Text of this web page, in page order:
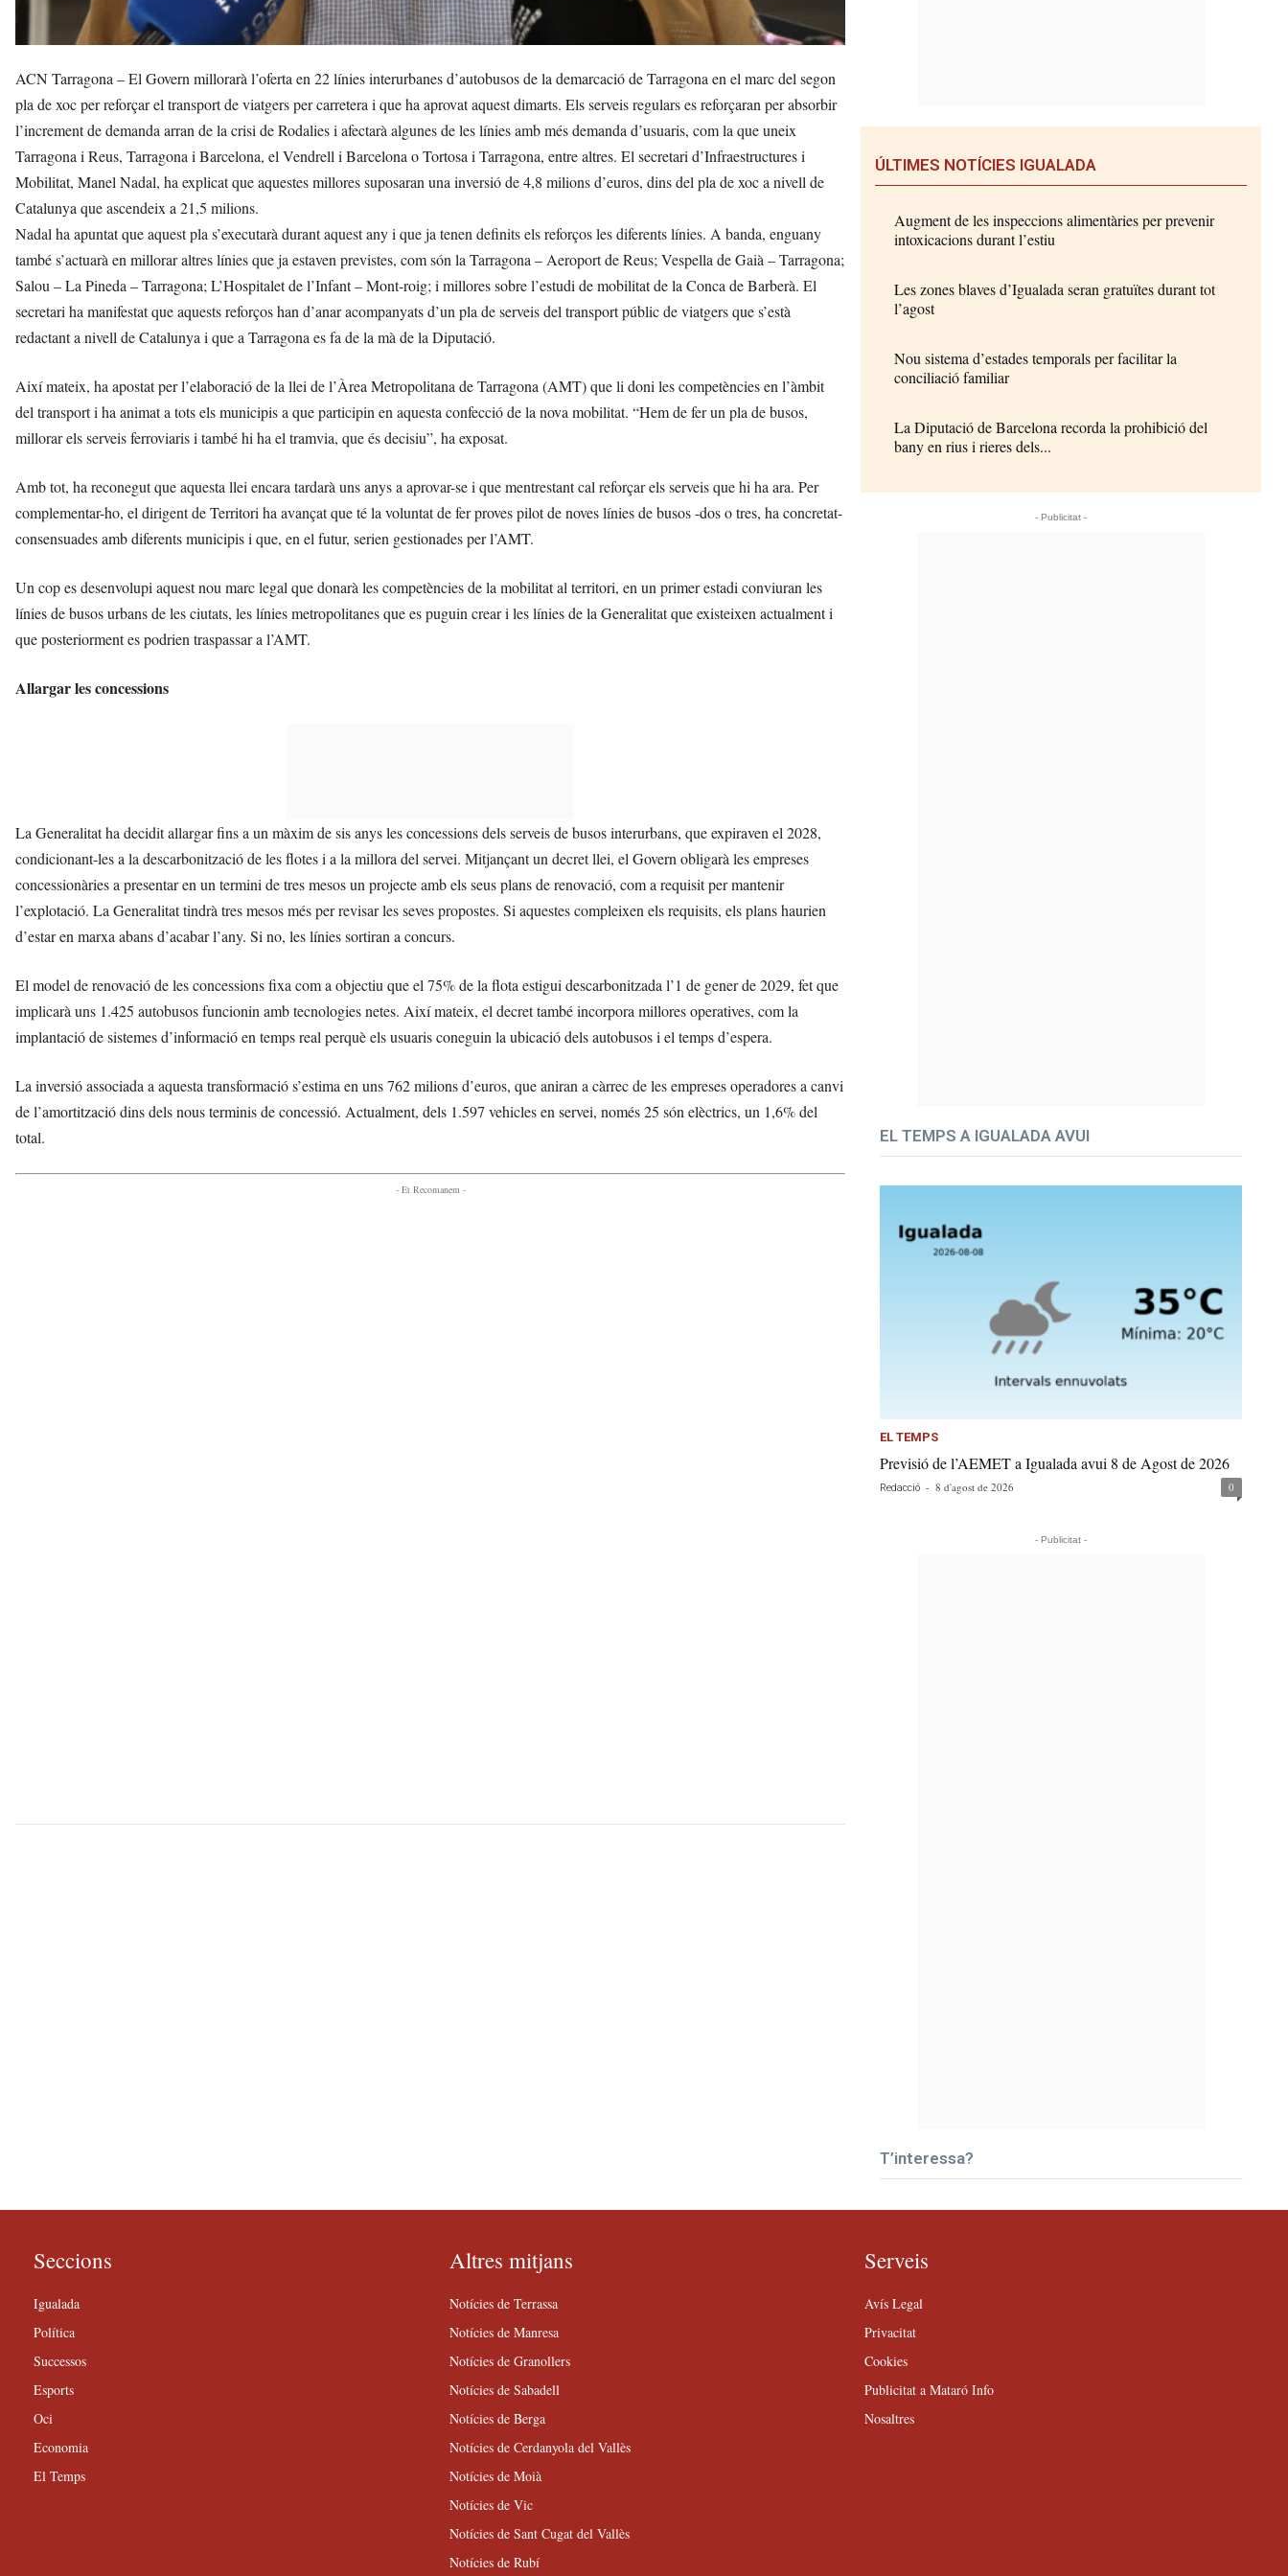
ACN Tarragona – El Govern millorarà l’oferta en 22 línies interurbanes d’autobusos de la demarcació de Tarragona en el marc del segon
pla de xoc per reforçar el transport de viatgers per carretera i que ha aprovat aquest dimarts. Els serveis regulars es reforçaran per absorbir
l’increment de demanda arran de la crisi de Rodalies i afectarà algunes de les línies amb més demanda d’usuaris, com la que uneix
Tarragona i Reus, Tarragona i Barcelona, el Vendrell i Barcelona o Tortosa i Tarragona, entre altres. El secretari d’Infraestructures i
Mobilitat, Manel Nadal, ha explicat que aquestes millores suposaran una inversió de 4,8 milions d’euros, dins del pla de xoc a nivell de
Catalunya que ascendeix a 21,5 milions.
Nadal ha apuntat que aquest pla s’executarà durant aquest any i que ja tenen definits els reforços les diferents línies. A banda, enguany
també s’actuarà en millorar altres línies que ja estaven previstes, com són la Tarragona – Aeroport de Reus; Vespella de Gaià – Tarragona;
Salou – La Pineda – Tarragona; L’Hospitalet de l’Infant – Mont-roig; i millores sobre l’estudi de mobilitat de la Conca de Barberà. El
secretari ha manifestat que aquests reforços han d’anar acompanyats d’un pla de serveis del transport públic de viatgers que s’està
redactant a nivell de Catalunya i que a Tarragona es fa de la mà de la Diputació.
Així mateix, ha apostat per l’elaboració de la llei de l’Àrea Metropolitana de Tarragona (AMT) que li doni les competències en l’àmbit
del transport i ha animat a tots els municipis a que participin en aquesta confecció de la nova mobilitat. “Hem de fer un pla de busos,
millorar els serveis ferroviaris i també hi ha el tramvia, que és decisiu”, ha exposat.
Amb tot, ha reconegut que aquesta llei encara tardarà uns anys a aprovar-se i que mentrestant cal reforçar els serveis que hi ha ara. Per
complementar-ho, el dirigent de Territori ha avançat que té la voluntat de fer proves pilot de noves línies de busos -dos o tres, ha concretat-
consensuades amb diferents municipis i que, en el futur, serien gestionades per l’AMT.
Un cop es desenvolupi aquest nou marc legal que donarà les competències de la mobilitat al territori, en un primer estadi conviuran les
línies de busos urbans de les ciutats, les línies metropolitanes que es puguin crear i les línies de la Generalitat que existeixen actualment i
que posteriorment es podrien traspassar a l’AMT.
Allargar les concessions
La Generalitat ha decidit allargar fins a un màxim de sis anys les concessions dels serveis de busos interurbans, que expiraven el 2028,
condicionant-les a la descarbonització de les flotes i a la millora del servei. Mitjançant un decret llei, el Govern obligarà les empreses
concessionàries a presentar en un termini de tres mesos un projecte amb els seus plans de renovació, com a requisit per mantenir
l’explotació. La Generalitat tindrà tres mesos més per revisar les seves propostes. Si aquestes compleixen els requisits, els plans haurien
d’estar en marxa abans d’acabar l’any. Si no, les línies sortiran a concurs.
El model de renovació de les concessions fixa com a objectiu que el 75% de la flota estigui descarbonitzada l’1 de gener de 2029, fet que
implicarà uns 1.425 autobusos funcionin amb tecnologies netes. Així mateix, el decret també incorpora millores operatives, com la
implantació de sistemes d’informació en temps real perquè els usuaris coneguin la ubicació dels autobusos i el temps d’espera.
La inversió associada a aquesta transformació s’estima en uns 762 milions d’euros, que aniran a càrrec de les empreses operadores a canvi
de l’amortització dins dels nous terminis de concessió. Actualment, dels 1.597 vehicles en servei, només 25 són elèctrics, un 1,6% del
total.
- Et Recomanem -
ÚLTIMES NOTÍCIES IGUALADA
Augment de les inspeccions alimentàries per prevenir
intoxicacions durant l’estiu
Les zones blaves d’Igualada seran gratuïtes durant tot
l’agost
Nou sistema d’estades temporals per facilitar la
conciliació familiar
La Diputació de Barcelona recorda la prohibició del
bany en rius i rieres dels...
- Publicitat -
EL TEMPS A IGUALADA AVUI
EL TEMPS
Previsió de l’AEMET a Igualada avui 8 de Agost de 2026
Redacció - 8 d'agost de 2026 0
- Publicitat -
T’interessa?
Seccions
Igualada
Política
Successos
Esports
Oci
Economia
El Temps
Altres mitjans
Notícies de Terrassa
Notícies de Manresa
Notícies de Granollers
Notícies de Sabadell
Notícies de Berga
Notícies de Cerdanyola del Vallès
Notícies de Moià
Notícies de Vic
Notícies de Sant Cugat del Vallès
Notícies de Rubí
Serveis
Avís Legal
Privacitat
Cookies
Publicitat a Mataró Info
Nosaltres